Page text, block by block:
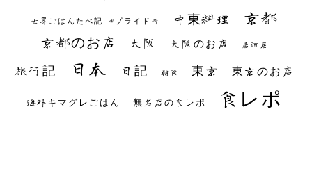
世界ごはんたべ記 #プライド号 中東料理 京都
京都のお店 大阪 大阪のお店 居酒屋
旅行記 日本 日記 朝食 東京 東京のお店
海外キマグレごはん 無名店の食レポ 食レポ